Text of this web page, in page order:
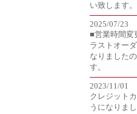
い致します。
2025/07/23
■営業時間変
ラストオー
なりました
す。
2023/11/01
クレジット
うになりま